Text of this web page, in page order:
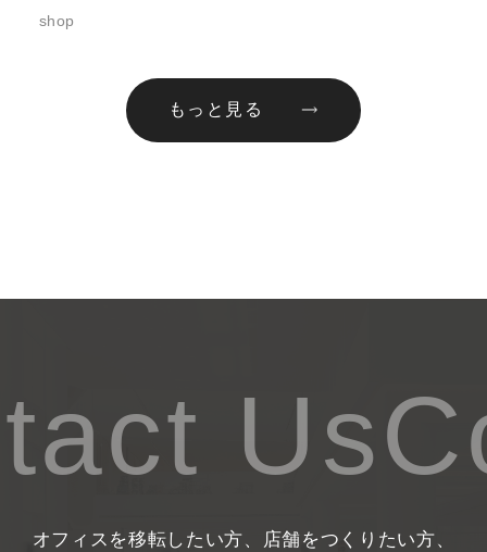
shop
もっと見る
Us
オフィスを移転したい方、店舗をつくりたい方、